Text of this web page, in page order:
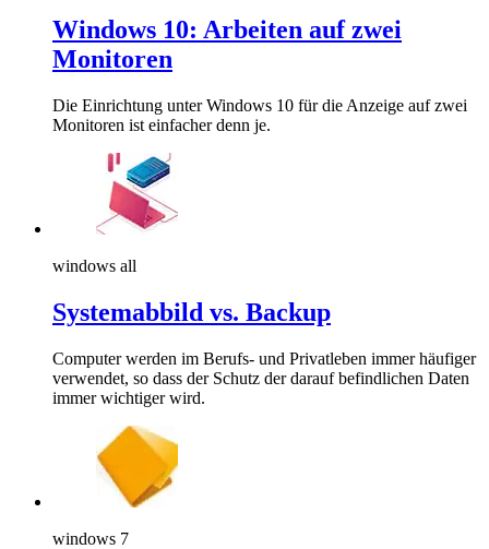
Windows 10: Arbeiten auf zwei
Monitoren
Die Einrichtung unter Windows 10 für die Anzeige auf zwei
Monitoren ist einfacher denn je.
windows all
Systemabbild vs. Backup
Computer werden im Berufs- und Privatleben immer häufiger
verwendet, so dass der Schutz der darauf befindlichen Daten
immer wichtiger wird.
windows 7